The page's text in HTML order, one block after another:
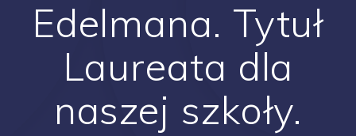
Edelmana. Tytuł
Laureata dla
naszej szkoły.